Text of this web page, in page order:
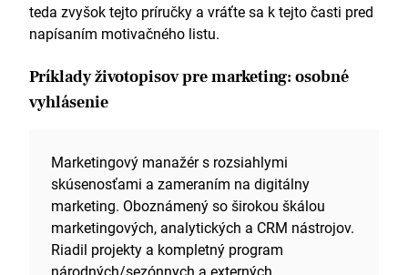
nástroje.
Schopný spravovať Google Ads a platené
solídne zvýšenie úrovne zapojenia prostredníctvom
týchto a iných PPC metód.
Mailchimp): sledovanie viacerých paralelných
klientskych báz a marketingových lievikov.
Jazyky
Francúzština – B2
teda zvyšok tejto príručky a vráťte sa k tejto časti pred
napísaním motivačného listu.
Príklady životopisov pre marketing: osobné
vyhlásenie
Marketingový manažér s rozsiahlymi
skúsenosťami a zameraním na digitálny
marketing. Oboznámený so širokou škálou
marketingových, analytických a CRM nástrojov.
Riadil projekty a kompletný program